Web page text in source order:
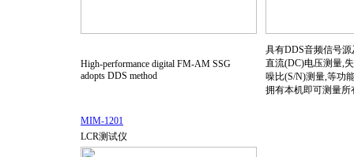
High-performance digital FM-AM SSG
adopts DDS method
具有DDS音频信号
直流(DC)电压测量,
噪比(S/N)测量,等功
拥有本机即可测量所
MIM-1201
LCR测试仪